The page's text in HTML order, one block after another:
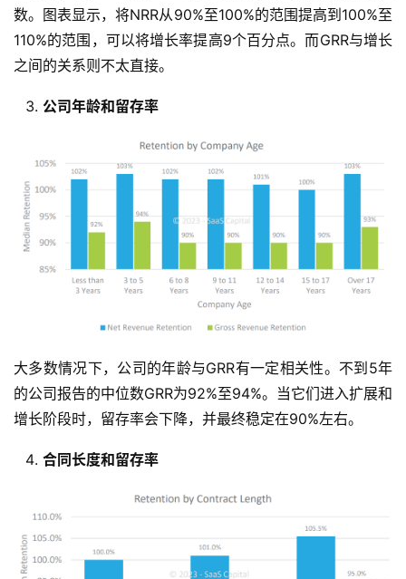
数。图表显示，将NRR从90%至100%的范围提高到100%至
110%的范围，可以将增长率提高9个百分点。而GRR与增长
之间的关系则不太直接。
公司年龄和留存率
大多数情况下，公司的年龄与GRR有一定相关性。不到5年
的公司报告的中位数GRR为92%至94%。当它们进入扩展和
增长阶段时，留存率会下降，并最终稳定在90%左右。
合同长度和留存率